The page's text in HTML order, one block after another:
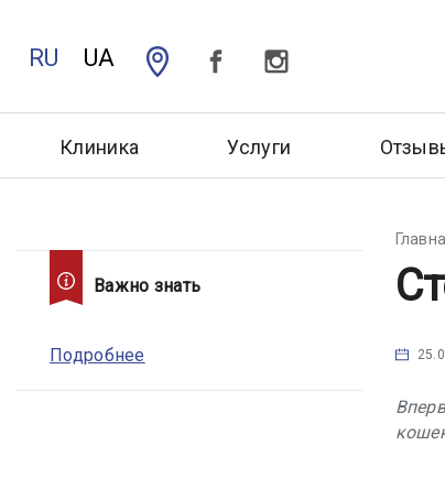
RU UA
Клиника Услуги
Важно знать
Подробнее